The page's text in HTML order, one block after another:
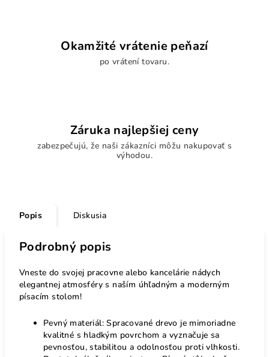
Okamžité vrátenie peňazí
po vrátení tovaru.
Záruka najlepšiej ceny
zabezpečujú, že naši zákazníci môžu nakupovať s
výhodou.
Popis Diskusia
Podrobný popis
Vneste do svojej pracovne alebo kancelárie nádych
elegantnej atmosféry s naším úhľadným a moderným
písacím stolom!
Pevný materiál: Spracované drevo je mimoriadne
kvalitné s hladkým povrchom a vyznačuje sa
pevnosťou, stabilitou a odolnosťou proti vlhkosti.